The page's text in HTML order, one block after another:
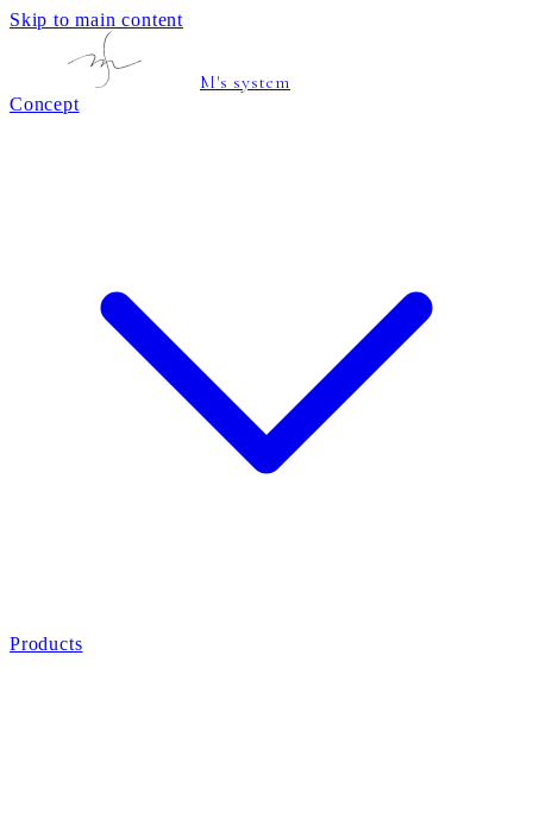
Skip to main content
M's system
Concept
Products